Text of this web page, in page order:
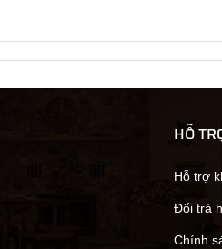
HỖ
Hỗ trợ
Đổi trả
Chính